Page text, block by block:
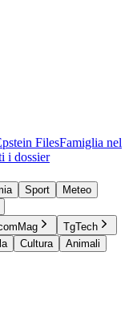
FilesFamiglia nel
i dossier
Sport
Meteo
TgTech
Cultura
Animali